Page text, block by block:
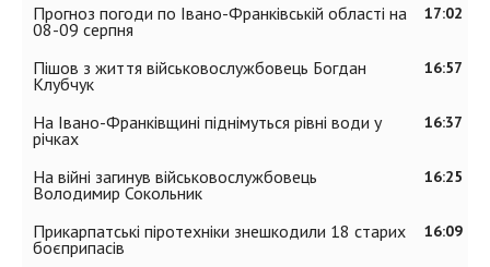
17:02
Прогноз погоди по Івано-Франківській області на
08-09 серпня
16:57
Пішов з життя військовослужбовець Богдан
Клубчук
16:37
На Івано-Франківщині піднімуться рівні води у
річках
16:25
На війні загинув військовослужбовець
Володимир Сокольник
16:09
Прикарпатські піротехніки знешкодили 18 старих
боєприпасів